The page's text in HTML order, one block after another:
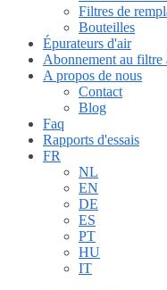
Filtres de
Bouteilles
Épurateurs d'air
Abonnement au filtre
A propos de nous
Contact
Blog
Faq
Rapports d'essais
FR
NL
EN
DE
ES
PT
HU
IT